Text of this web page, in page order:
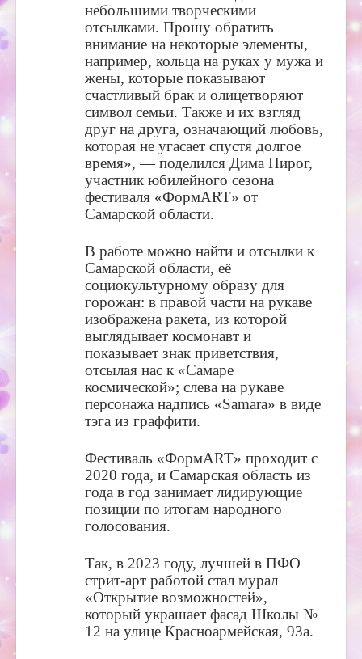
небольшими творческими
отсылками. Прошу обратить
внимание на некоторые элементы,
например, кольца на руках у мужа и
жены, которые показывают
счастливый брак и олицетворяют
символ семьи. Также и их взгляд
друг на друга, означающий любовь,
которая не угасает спустя долгое
время», — поделился Дима Пирог,
участник юбилейного сезона
фестиваля «ФормART» от
Самарской области.
В работе можно найти и отсылки к
Самарской области, её
социокультурному образу для
горожан: в правой части на рукаве
изображена ракета, из которой
выглядывает космонавт и
показывает знак приветствия,
отсылая нас к «Самаре
космической»; слева на рукаве
персонажа надпись «Samara» в виде
тэга из граффити.
Фестиваль «ФормART» проходит с
2020 года, и Самарская область из
года в год занимает лидирующие
позиции по итогам народного
голосования.
Так, в 2023 году, лучшей в ПФО
стрит-арт работой стал мурал
«Открытие возможностей»,
который украшает фасад Школы №
12 на улице Красноармейская, 93а.